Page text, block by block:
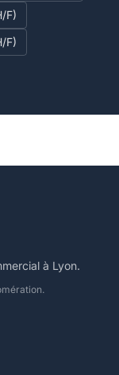
F)
F)
à Lyon.